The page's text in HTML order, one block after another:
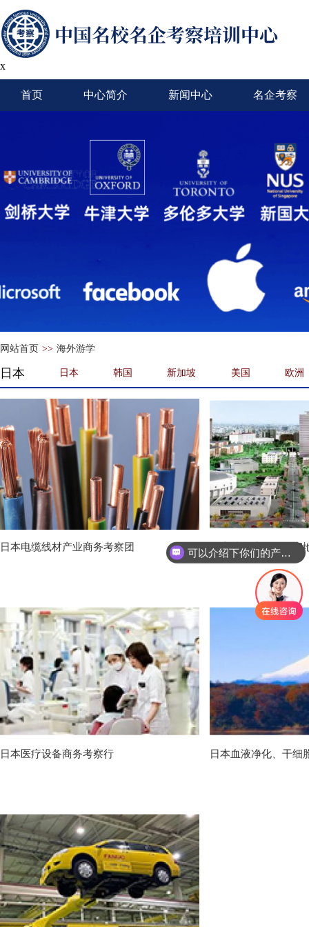
x
首页 中心简介 新闻中心 名企考察
网站首页 >> 海外游学
日本 日本 韩国 新加坡 美国 欧洲
日本电缆线材产业商务考察团 日本特色建筑及住宅
日本医疗设备商务考察行 日本血液净化、干细
可以介绍下你们的产品么